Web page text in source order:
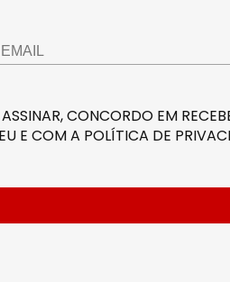
CONCORDO EM
E COM A POLÍTICA DE